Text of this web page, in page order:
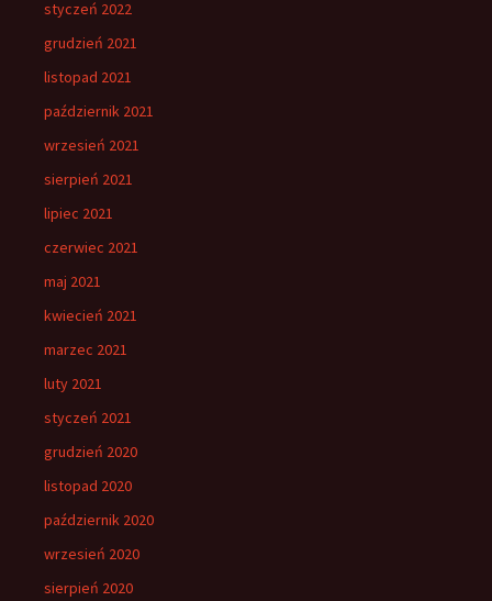
styczeń 2022
grudzień 2021
listopad 2021
październik 2021
wrzesień 2021
sierpień 2021
lipiec 2021
czerwiec 2021
maj 2021
kwiecień 2021
marzec 2021
luty 2021
styczeń 2021
grudzień 2020
listopad 2020
październik 2020
wrzesień 2020
sierpień 2020